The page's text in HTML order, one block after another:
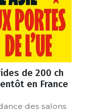
de 200 ch
en France
des salons